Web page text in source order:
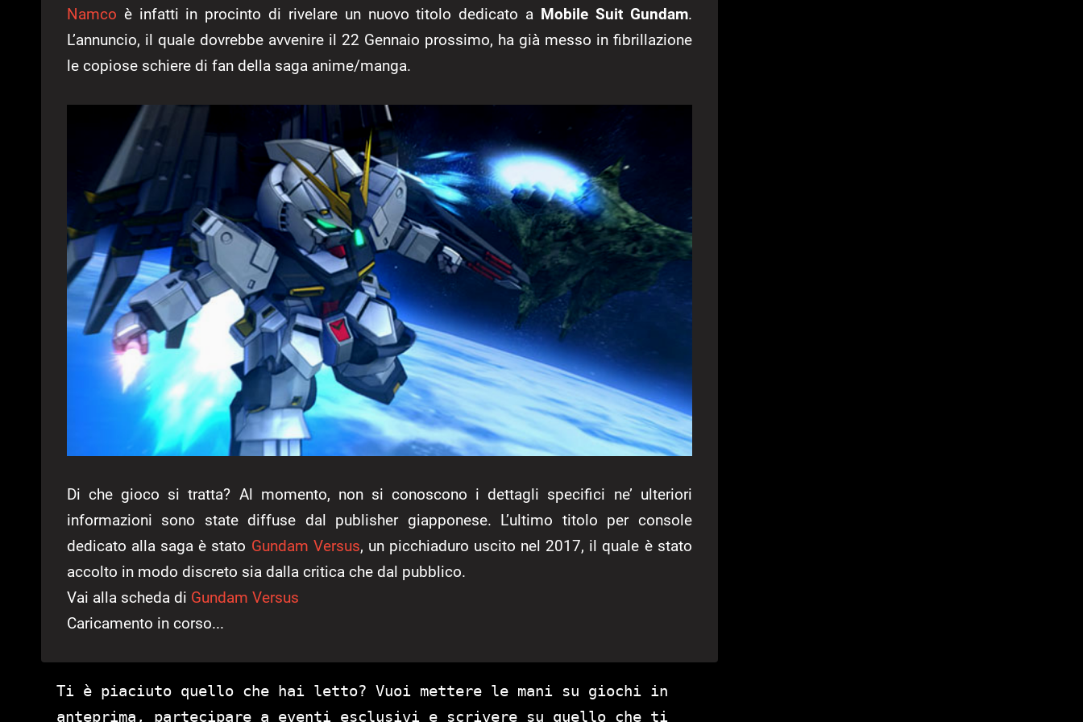
Namco è infatti in procinto di rivelare un nuovo titolo dedicato a Mobile Suit Gundam.
L’annuncio, il quale dovrebbe avvenire il 22 Gennaio prossimo, ha già messo in fibrillazione
le copiose schiere di fan della saga anime/manga.
Di che gioco si tratta? Al momento, non si conoscono i dettagli specifici ne’ ulteriori
informazioni sono state diffuse dal publisher giapponese. L’ultimo titolo per console
dedicato alla saga è stato Gundam Versus, un picchiaduro uscito nel 2017, il quale è stato
accolto in modo discreto sia dalla critica che dal pubblico.
Vai alla scheda di Gundam Versus
Caricamento in corso...
Ti è piaciuto quello che hai letto? Vuoi mettere le mani su giochi in
anteprima, partecipare a eventi esclusivi e scrivere su quello che ti